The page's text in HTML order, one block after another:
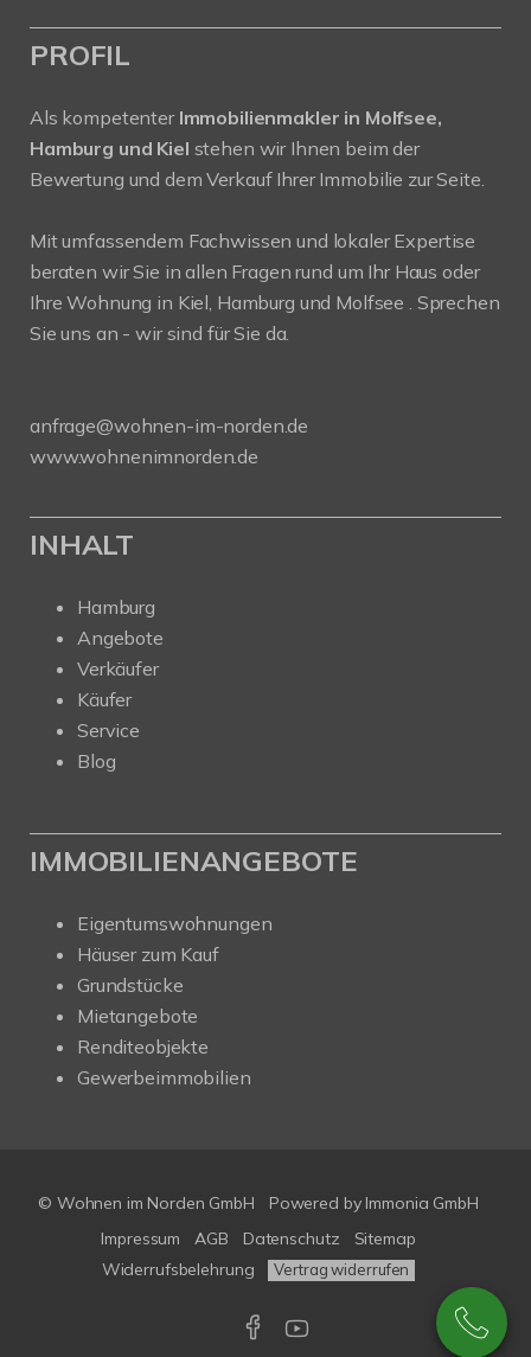
PROFIL
Als kompetenter Immobilienmakler in Molfsee,
Hamburg und Kiel stehen wir Ihnen beim der
Bewertung und dem Verkauf Ihrer Immobilie zur Seite.
Mit umfassendem Fachwissen und lokaler Expertise
beraten wir Sie in allen Fragen rund um Ihr Haus oder
Ihre Wohnung in Kiel, Hamburg und Molfsee . Sprechen
Sie uns an - wir sind für Sie da.
anfrage@wohnen-im-norden.de
www.wohnenimnorden.de
INHALT
Hamburg
Angebote
Verkäufer
Käufer
Service
Blog
IMMOBILIENANGEBOTE
Eigentumswohnungen
Häuser zum Kauf
Grundstücke
Mietangebote
Renditeobjekte
Gewerbeimmobilien
© Wohnen im Norden GmbH Powered by Immonia GmbH
Impressum
AGB Datenschutz
Sitemap
Widerrufsbelehrung
Vertrag widerrufen